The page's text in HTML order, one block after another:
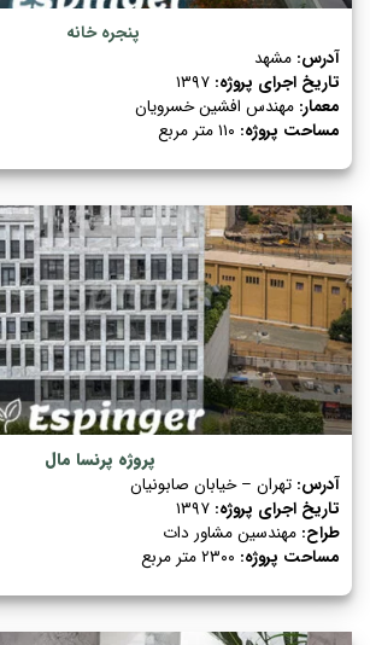
پنجره خانه
آدرس: مشهد
تاریخ اجرای پروژه:
معمار: مهندس افشین خسرویان
مساحت پروژه:
پروژه پرنسا مال
آدرس: تهران – خیابان صابونیان
تاریخ اجرای پروژه: ۱۳۹۷
طراح: مهندسین مشاور دات
مساحت پروژه: